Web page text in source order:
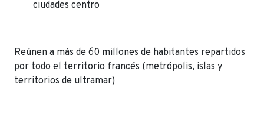
ciudades centro
Reúnen a más de 60 millones de habitantes repartidos
por todo el territorio francés (metrópolis, islas y
territorios de ultramar)